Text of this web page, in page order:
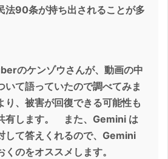
法90条が持ち出されることが多
のケンゾウさんが、動画の中
いて語っていたので調べてみま
り、被害が回復できる可能性も
有します。 また、Gemini は
して答えくれるので、Gemini
のをオススメします。